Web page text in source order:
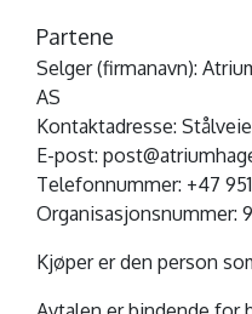
Partene
Selger (firmanavn):
AS
Kontaktadresse:
E-post:
Telefonnummer: +47 951
Organisasjonsnummer:
Kjøper er den person